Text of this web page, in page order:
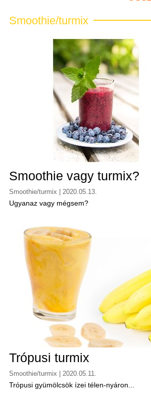
Smoothie/turmix
Smoothie vagy turmix?
Smoothie/turmix | 2020.05.13.
Ugyanaz vagy mégsem?
Trópusi turmix
Smoothie/turmix | 2020.05.11.
Trópusi gyümölcsök ízei télen-nyáron...